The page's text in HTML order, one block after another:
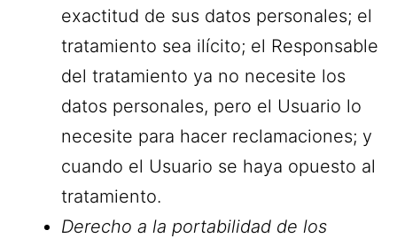
exactitud de sus datos personales; el
tratamiento sea ilícito; el Responsable
del tratamiento ya no necesite los
datos personales, pero el Usuario lo
necesite para hacer reclamaciones; y
cuando el Usuario se haya opuesto al
tratamiento.
Derecho a la portabilidad de los